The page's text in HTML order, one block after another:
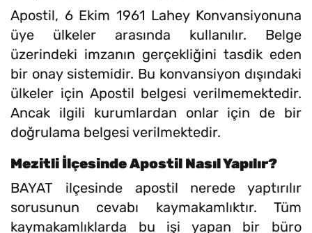
Apostil, 6 Ekim 1961 Lahey Konvansiyonuna
üye ülkeler arasında kullanılır. Belge
üzerindeki imzanın gerçekliğini tasdik eden
bir onay sistemidir. Bu konvansiyon dışındaki
ülkeler için Apostil belgesi verilmemektedir.
Ancak ilgili kurumlardan onlar için de bir
doğrulama belgesi verilmektedir.
Mezitli İlçesinde Apostil Nasıl Yapılır?
BAYAT ilçesinde apostil nerede yaptırılır
sorusunun cevabı kaymakamlıktır. Tüm
kaymakamlıklarda bu işi yapan bir büro